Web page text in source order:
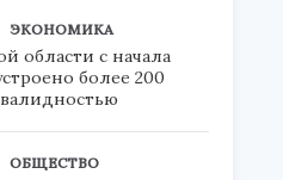
ЭКОНОМИКА
области с начала
более 200
ОБЩЕСТВО